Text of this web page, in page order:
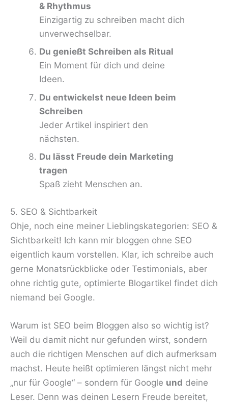
& Rhythmus
Einzigartig zu schreiben macht dich
unverwechselbar.
Du genießt Schreiben als Ritual
Ein Moment für dich und deine
Ideen.
Du entwickelst neue Ideen beim
Schreiben
Jeder Artikel inspiriert den
nächsten.
Du lässt Freude dein Marketing
tragen
Spaß zieht Menschen an.
5. SEO & Sichtbarkeit
Ohje, noch eine meiner Lieblingskategorien: SEO &
Sichtbarkeit! Ich kann mir bloggen ohne SEO
eigentlich kaum vorstellen. Klar, ich schreibe auch
gerne Monatsrückblicke oder Testimonials, aber
ohne richtig gute, optimierte Blogartikel findet dich
niemand bei Google.
Warum ist SEO beim Bloggen also so wichtig ist?
Weil du damit nicht nur gefunden wirst, sondern
auch die richtigen Menschen auf dich aufmerksam
machst. Heute heißt optimieren längst nicht mehr
„nur für Google“ – sondern für Google und deine
Leser. Denn was deinen Lesern Freude bereitet,